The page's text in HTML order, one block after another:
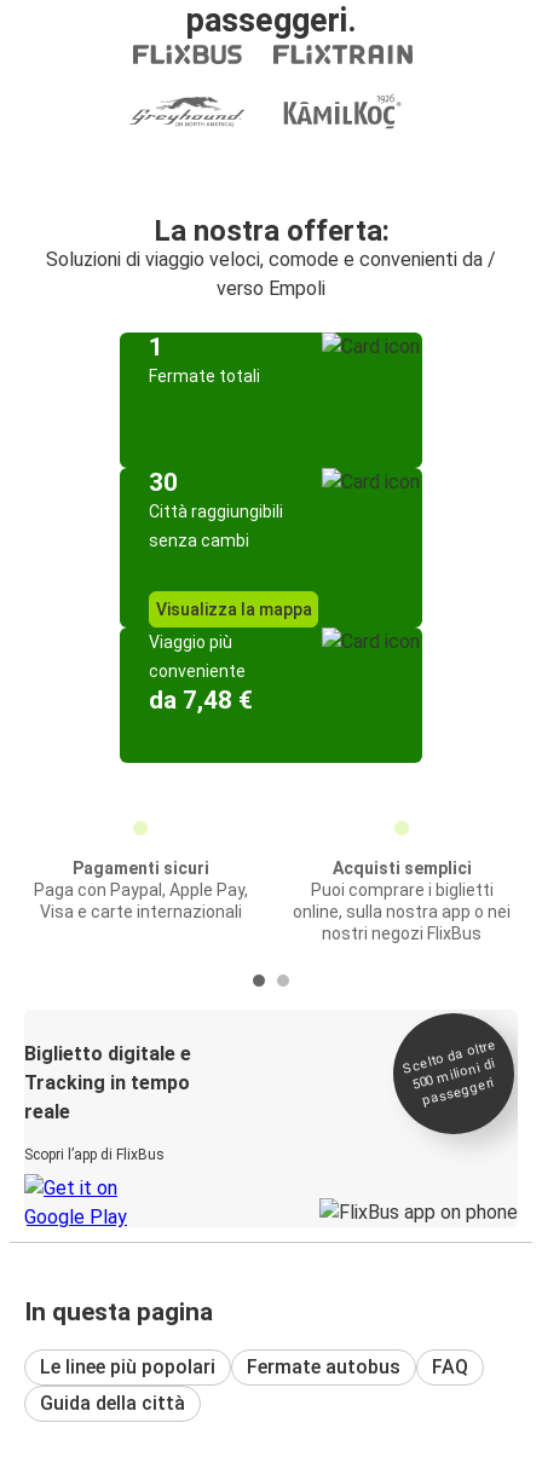
passeggeri.
La nostra offerta:
Soluzioni di viaggio veloci, comode e convenienti da /
verso Empoli
1
Fermate totali
30
Città raggiungibili
senza cambi
Visualizza la mappa
Viaggio più
conveniente
da 7,48 €
Pagamenti sicuri
Paga con Paypal, Apple Pay,
Visa e carte internazionali
Acquisti semplici
Puoi comprare i biglietti
online, sulla nostra app o nei
nostri negozi FlixBus
Biglietto digitale e
Tracking in tempo
reale
Scopri l’app di FlixBus
Scelto da oltre
500
milioni di
passeggeri
In questa pagina
Le linee più popolari Fermate autobus
FAQ
Guida della città